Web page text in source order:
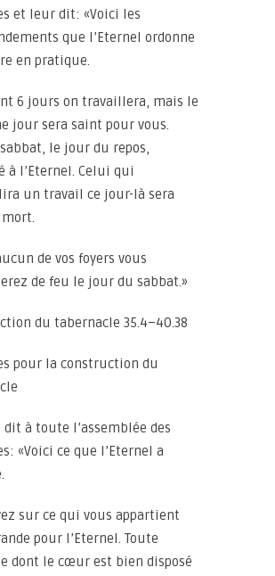
et leur dit: «Voici les
que l’Eternel ordonne
en pratique.
6 jours on travaillera, mais le
jour sera saint pour vous.
sabbat, le jour du repos,
à l’Eternel. Celui qui
un travail ce jour-là sera
de vos foyers vous
de feu le jour du sabbat.»
du tabernacle 35.4–40.38
pour la construction du
dit à toute l’assemblée des
«Voici ce que l’Eternel a
sur ce qui vous appartient
pour l’Eternel. Toute
dont le cœur est bien disposé